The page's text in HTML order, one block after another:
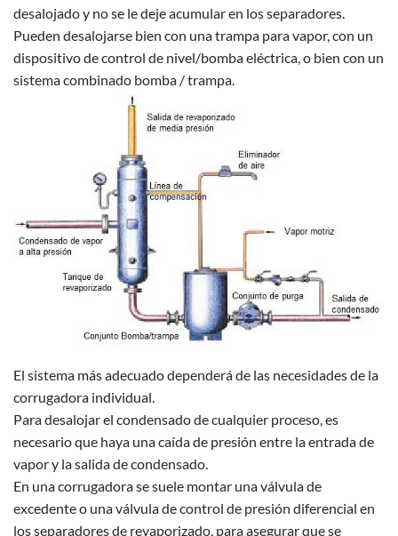
desalojado y no se le deje acumular en los separadores.
Pueden desalojarse bien con una trampa para vapor, con un
dispositivo de control de nivel/bomba eléctrica, o bien con un
sistema combinado bomba / trampa.
El sistema más adecuado dependerá de las necesidades de la
corrugadora individual.
Para desalojar el condensado de cualquier proceso, es
necesario que haya una caída de presión entre la entrada de
vapor y la salida de condensado.
En una corrugadora se suele montar una válvula de
excedente o una válvula de control de presión diferencial en
los separadores de revaporizado, para asegurar que se